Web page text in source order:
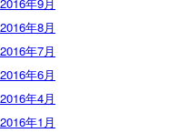
2016年8月
2016年7月
2016年6月
2016年4月
2016年1月